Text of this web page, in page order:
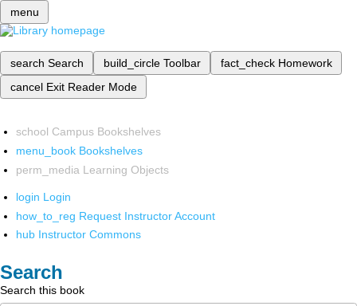
menu
search Search build_circle Toolbar fact_check Homework
cancel Exit Reader Mode
school Campus Bookshelves
menu_book Bookshelves
perm_media Learning Objects
login Login
how_to_reg Request Instructor Account
hub Instructor Commons
Search
Search this book